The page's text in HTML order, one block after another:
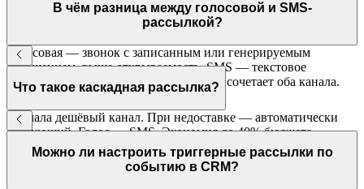
В чём разница между голосовой и SMS-
рассылкой?
Голосовая — звонок с записанным или генерируемым
сообщением, выше открываемость. SMS — текстовое
сообщение, остаётся у клиента. Каскад сочетает оба канала.
Что такое каскадная рассылка?
Сначала дешёвый канал. При недоставке — автоматически
следующий. Голос → SMS. Экономия до 40% бюджета.
Можно ли настроить триггерные рассылки по
событию в CRM?